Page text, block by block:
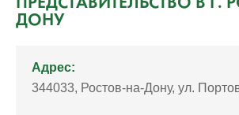
ПРЕДСТАВИТЕЛЬСТВО В Г.
ДОНУ
Адрес:
344033, Ростов-на-Дону, ул.